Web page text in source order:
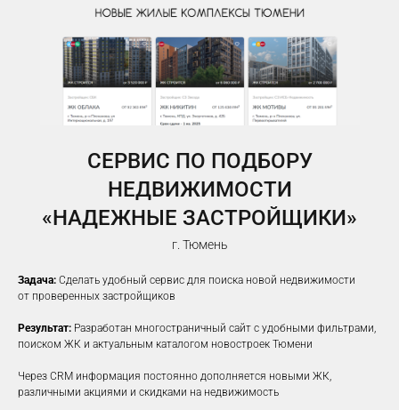
СЕРВИС ПО ПОДБОРУ
НЕДВИЖИМОСТИ
«НАДЕЖНЫЕ ЗАСТРОЙЩИКИ»
г. Тюмень
Задача: Сделать удобный сервис для поиска новой недвижимости
от проверенных застройщиков
Результат: Разработан многостраничный сайт с удобными фильтрами,
поиском ЖК и актуальным каталогом новостроек Тюмени
Через CRM информация постоянно дополняется новыми ЖК,
различными акциями и скидками на недвижимость